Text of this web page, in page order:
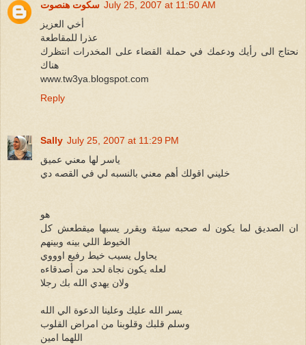
سكوت هنصوت July 25, 2007 at 11:50 AM
أخي العزيز
عذرا للمقاطعة
نحتاج الى رأيك ودعمك في حملة القضاء على المخدرات انتظرك
هناك
www.tw3ya.blogspot.com
Reply
Sally July 25, 2007 at 11:29 PM
ياسر لها معني عميق
خليني اقولك أهم معني بالنسبه لي في القصه دي
هو
ان الصديق لما يكون له صحبه سيئة ويقرر يسبها ميقطعش كل
الخيوط اللي بينه وبينهم
يحاول يسيب خيط رفيع اوووي
لعله يكون نجاة لحد من أصدقاءه
ولان يهدي الله بك رجلا
يسر الله عليك وعلينا الدعوة الي الله
وسلم قلبك وقلوبنا من امراض القلوب
اللهما امين